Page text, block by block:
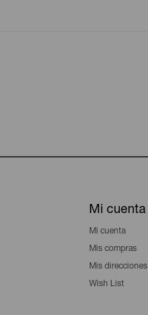
Mi cuenta
Mi cuenta
Mis compras
Mis direcciones
Wish List